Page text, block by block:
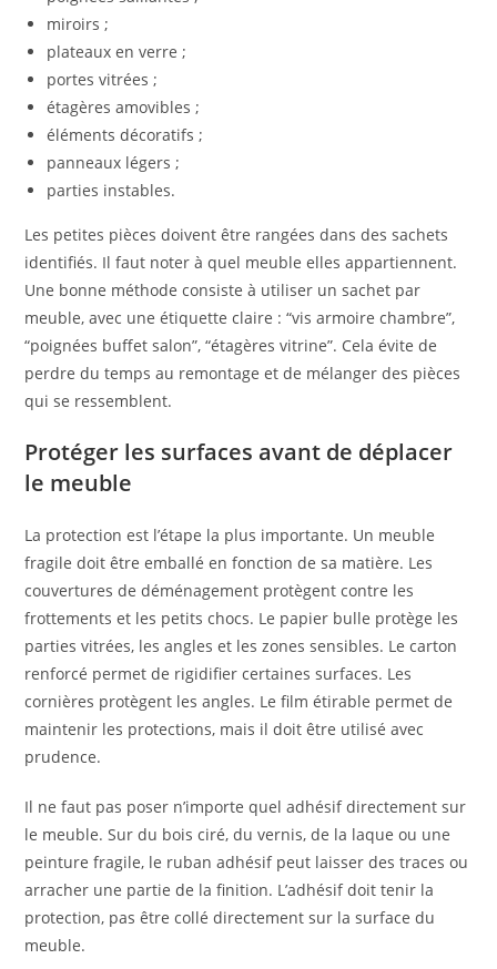
miroirs ;
plateaux en verre ;
portes vitrées ;
étagères amovibles ;
éléments décoratifs ;
panneaux légers ;
parties instables.
Les petites pièces doivent être rangées dans des sachets
identifiés. Il faut noter à quel meuble elles appartiennent.
Une bonne méthode consiste à utiliser un sachet par
meuble, avec une étiquette claire : “vis armoire chambre”,
“poignées buffet salon”, “étagères vitrine”. Cela évite de
perdre du temps au remontage et de mélanger des pièces
qui se ressemblent.
Protéger les surfaces avant de déplacer
le meuble
La protection est l’étape la plus importante. Un meuble
fragile doit être emballé en fonction de sa matière. Les
couvertures de déménagement protègent contre les
frottements et les petits chocs. Le papier bulle protège les
parties vitrées, les angles et les zones sensibles. Le carton
renforcé permet de rigidifier certaines surfaces. Les
cornières protègent les angles. Le film étirable permet de
maintenir les protections, mais il doit être utilisé avec
prudence.
Il ne faut pas poser n’importe quel adhésif directement sur
le meuble. Sur du bois ciré, du vernis, de la laque ou une
peinture fragile, le ruban adhésif peut laisser des traces ou
arracher une partie de la finition. L’adhésif doit tenir la
protection, pas être collé directement sur la surface du
meuble.